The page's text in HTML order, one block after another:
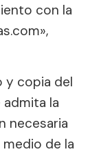
con la
y copia del
admita la
necesaria
de la